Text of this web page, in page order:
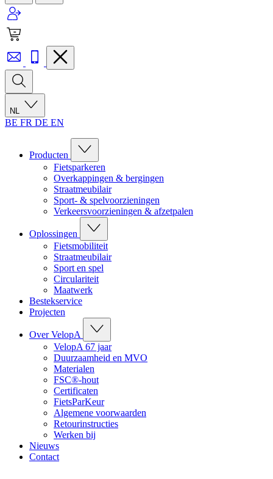
NL
BE FR DE EN
Producten
Fietsparkeren
Overkappingen & bergingen
Straatmeubilair
Sport- & spelvoorzieningen
Verkeersvoorzieningen & afzetpalen
Oplossingen
Fietsmobiliteit
Straatmeubilair
Sport en spel
Circulariteit
Maatwerk
Bestekservice
Projecten
Over VelopA
VelopA 67 jaar
Duurzaamheid en MVO
Materialen
FSC®-hout
Certificaten
FietsParKeur
Algemene voorwaarden
Retourinstructies
Werken bij
Nieuws
Contact